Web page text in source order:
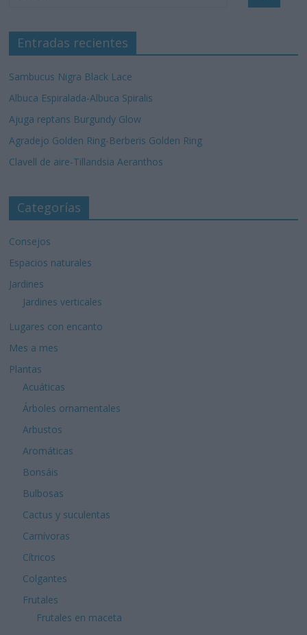
Entradas recientes
Sambucus Nigra Black Lace
Albuca Espiralada-Albuca Spiralis
Ajuga reptans Burgundy Glow
Agradejo Golden Ring-Berberis Golden Ring
Clavell de aire-Tillandsia Aeranthos
Categorías
Consejos
Espacios naturales
Jardines
Jardines verticales
Lugares con encanto
Mes a mes
Plantas
Acuáticas
Árboles ornamentales
Arbustos
Aromáticas
Bonsáis
Bulbosas
Cactus y suculentas
Carnívoras
Cítricos
Colgantes
Frutales
Frutales en maceta